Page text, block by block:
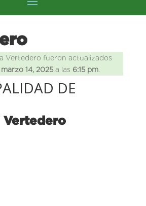
Vertedero fueron actualizados
marzo 14, 2025a las 6:15 pm.
DE
Vertedero